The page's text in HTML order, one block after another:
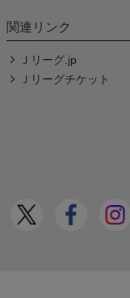
関連リンク
Ｊリーグ.jp
Ｊリーグチケット